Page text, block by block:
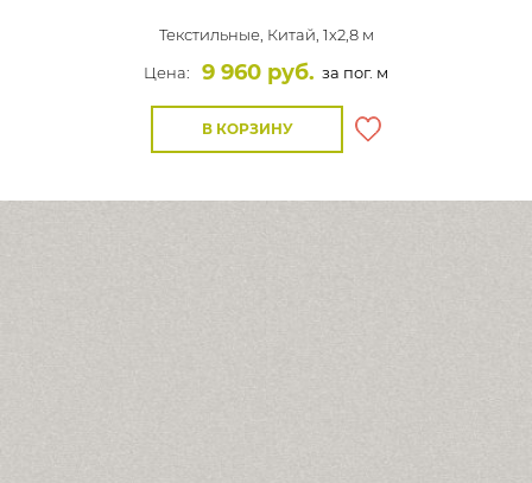
Текстильные, Китай, 1x2,8 м
Цена:
9 960 руб. за пог. м
В КОРЗИНУ